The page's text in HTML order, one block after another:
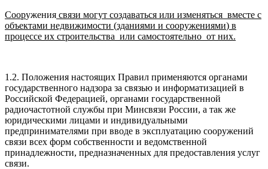
Сооружения связи могут создаваться или изменяться вместе с
объектами недвижимости (зданиями и сооружениями) в
процессе их строительства или самостоятельно от них.
1.2. Положения настоящих Правил применяются органами
государственного надзора за связью и информатизацией в
Российской Федерацией, органами государственной
радиочастотной службы при Минсвязи России, а так же
юридическими лицами и индивидуальными
предпринимателями при вводе в эксплуатацию сооружений
связи всех форм собственности и ведомственной
принадлежности, предназначенных для предоставления услуг
связи.